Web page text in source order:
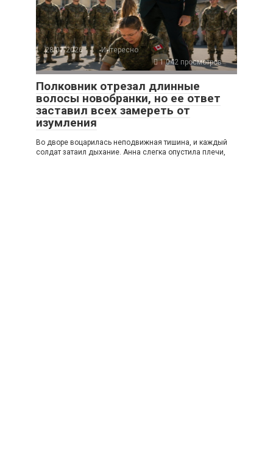
28.07.2026
Интересно
1 042 просмотров
Полковник отрезал длинные
волосы новобранки, но ее ответ
заставил всех замереть от
изумления
Во дворе воцарилась неподвижная тишина, и каждый
солдат затаил дыхание. Анна слегка опустила плечи,